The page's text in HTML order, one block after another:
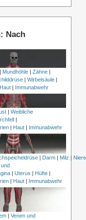
Nach
Mundhöhle| Zähne|
| Wirbelsäule|
Haut | Immunabwehr
| Weibliche
|
| Haut | Immunabwehr
| Darm| Milz |
| Uterus | Hüfte|
| Haut | Immunabwehr
Venen und